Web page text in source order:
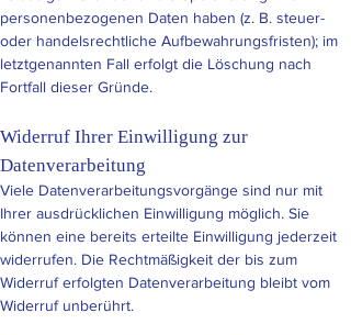
personenbezogenen Daten haben (z. B. steuer-
oder handelsrechtliche Aufbewahrungsfristen); im
letztgenannten Fall erfolgt die Löschung nach
Fortfall dieser Gründe.
Widerruf Ihrer Einwilligung zur
Datenverarbeitung
Viele Datenverarbeitungsvorgänge sind nur mit
Ihrer ausdrücklichen Einwilligung möglich. Sie
können eine bereits erteilte Einwilligung jederzeit
widerrufen. Die Rechtmäßigkeit der bis zum
Widerruf erfolgten Datenverarbeitung bleibt vom
Widerruf unberührt.